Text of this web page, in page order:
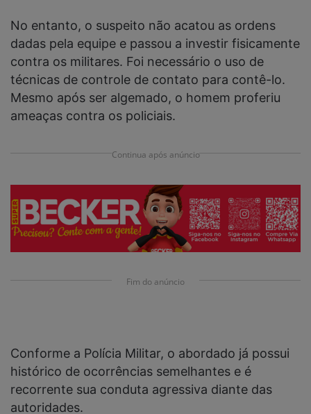
No entanto, o suspeito não acatou as ordens
dadas pela equipe e passou a investir fisicamente
contra os militares. Foi necessário o uso de
técnicas de controle de contato para contê-lo.
Mesmo após ser algemado, o homem proferiu
ameaças contra os policiais.
Continua após anúncio
Fim do anúncio
Conforme a Polícia Militar, o abordado já possui
histórico de ocorrências semelhantes e é
recorrente sua conduta agressiva diante das
autoridades.